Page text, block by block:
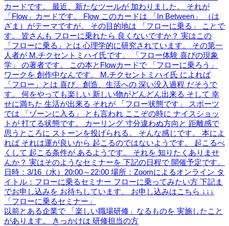
以前とある企業で 「楽しい職場研修」なるものを 実施したこと
があります。 きっかけは 研修担当の方